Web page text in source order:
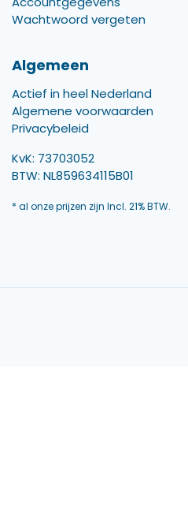
Wachtwoord vergeten
Algemeen
Actief in heel Nederland
Algemene voorwaarden
Privacybeleid
KvK: 73703052
BTW: NL859634115B01
* al onze prijzen zijn Incl. 21% BTW.